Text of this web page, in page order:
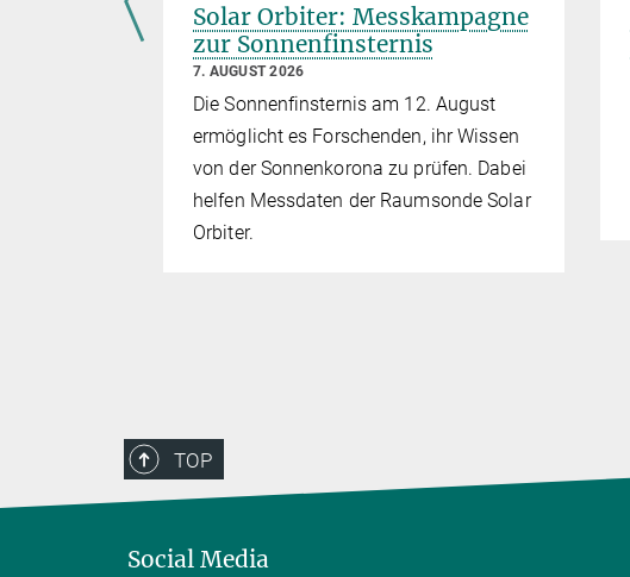
Solar Orbiter: Messkampagne
zur Sonnenfinsternis
7. AUGUST 2026
Die Sonnenfinsternis am 12. August
ermöglicht es Forschenden, ihr Wissen
von der Sonnenkorona zu prüfen. Dabei
helfen Messdaten der Raumsonde Solar
Orbiter.
TOP
Social Media